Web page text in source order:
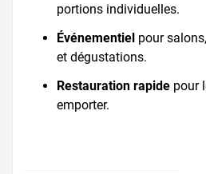
portions individuelles.
Événementiel pour
et dégustations.
Restauration rapide pour
emporter.